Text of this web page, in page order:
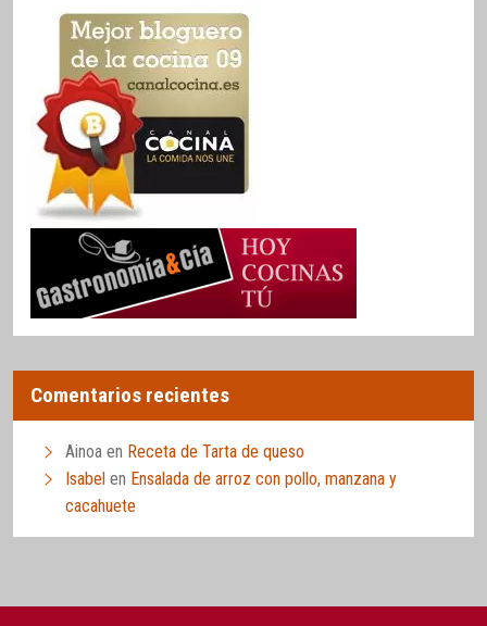
Comentarios recientes
Ainoa en Receta de Tarta de queso
Isabel en Ensalada de arroz con pollo, manzana y
cacahuete